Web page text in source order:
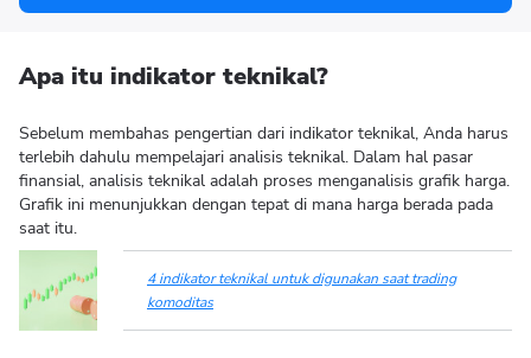
Apa itu indikator teknikal?
Sebelum membahas pengertian dari indikator teknikal, Anda harus
terlebih dahulu mempelajari analisis teknikal. Dalam hal pasar
finansial, analisis teknikal adalah proses menganalisis grafik harga.
Grafik ini menunjukkan dengan tepat di mana harga berada pada
saat itu.
4 indikator teknikal untuk digunakan saat trading
komoditas